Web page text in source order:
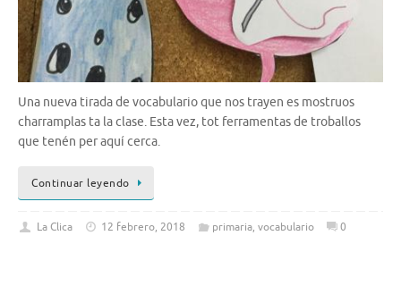
Una nueva tirada de vocabulario que nos trayen es mostruos
charramplas ta la clase. Esta vez, tot ferramentas de troballos
que tenén per aquí cerca.
Continuar leyendo
La Clica 12 febrero, 2018 primaria, vocabulario 0